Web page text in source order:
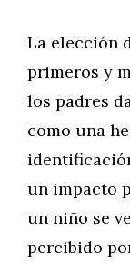
La elección
primeros y
los padres
como una
un impacto
un niño se
percibido